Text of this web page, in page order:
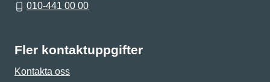
010-441 00 00
Fler kontaktuppgifter
Kontakta oss